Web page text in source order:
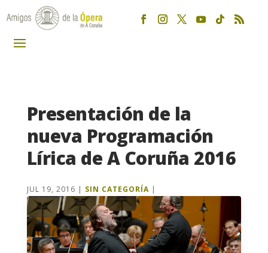
Presentación de la
nueva Programación
Lírica de A Coruña 2016
JUL 19, 2016 | SIN CATEGORÍA|